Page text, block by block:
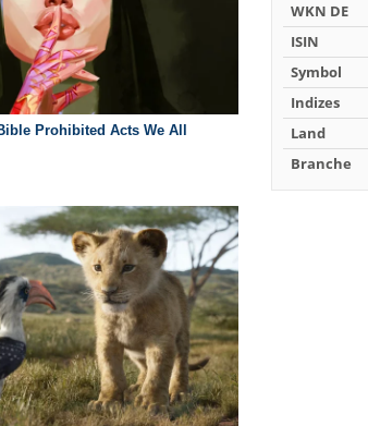
WKN DE
ISIN
Symbol
Indizes
Land
Branche